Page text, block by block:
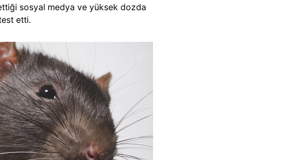
sosyal medya ve yüksek dozda
etti.